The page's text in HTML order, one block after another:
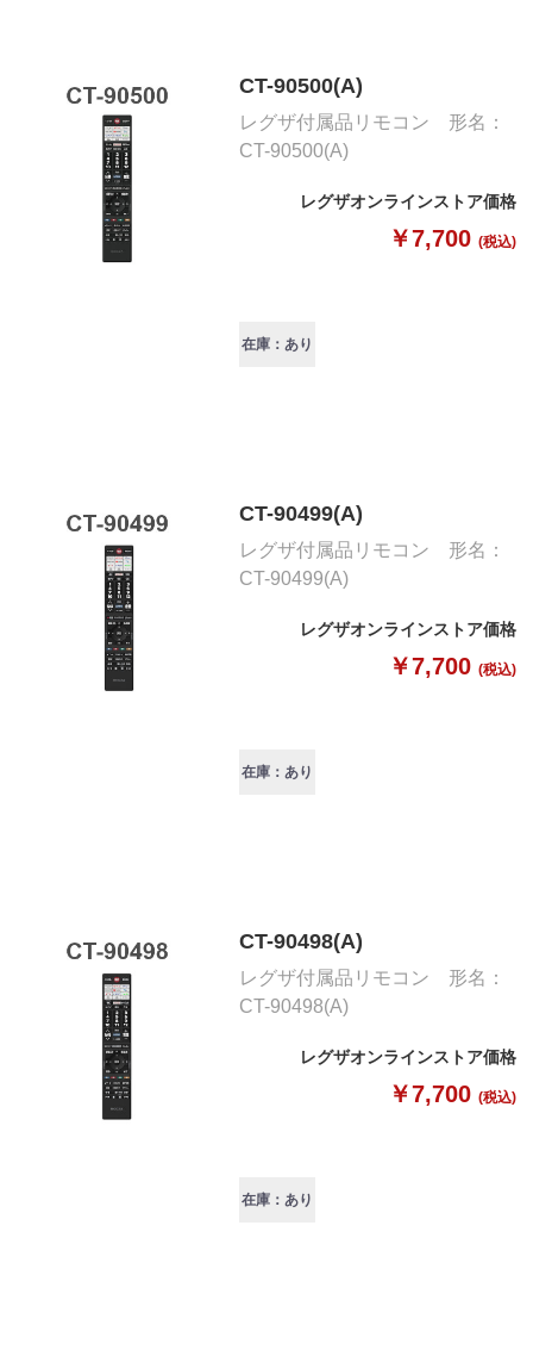
CT-90500(A)
レグザ付属品リモコン 形名：
CT-90500(A)
レグザオンラインストア価格
￥7,700 (税込)
在庫：あり
CT-90499(A)
レグザ付属品リモコン 形名：
CT-90499(A)
レグザオンラインストア価格
￥7,700 (税込)
在庫：あり
CT-90498(A)
レグザ付属品リモコン 形名：
CT-90498(A)
レグザオンラインストア価格
￥7,700 (税込)
在庫：あり